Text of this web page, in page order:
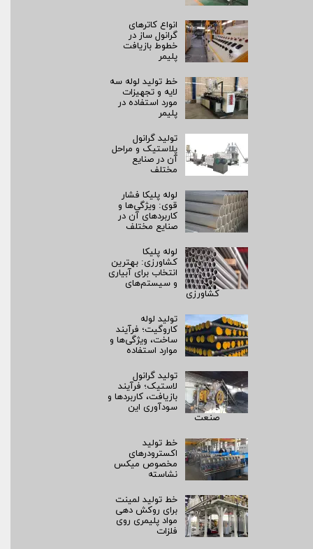
انواع کاترهای
گرانول ساز در
خطوط بازیافت
پلیمر
خط تولید لوله سه
لایه و تجهیزات
مورد استفاده در
پلیمر
تولید گرانول
پلاستیک و مراحل
آن در صنایع
مختلف
لوله پلیکا فشار
قوی: ویژگی‌ها و
کاربردهای آن در
صنایع مختلف
لوله پلیکا
کشاورزی: بهترین
انتخاب برای آبیاری
و سیستم‌های
کشاورزی
تولید لوله
کاروگیت؛ فرآیند
ساخت، ویژگی‌ها و
موارد استفاده
تولید گرانول
لاستیک؛ فرآیند
بازیافت، کاربردها و
سودآوری این
صنعت
خط تولید
اکسترودرهای
مخصوص میکس
نشاسته
خط تولید لمینت
برای روکش‌ دهی
مواد پلیمری روی
فلزات